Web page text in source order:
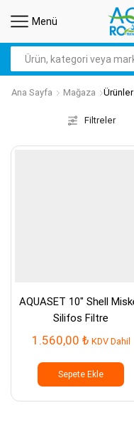
Menü
Ana Sayfa Mağaza
Filtreler
AQUASET 10″ Shell
Silifos Filtre
1.560,00 ₺ KDV Dahil
Sepete Ekle